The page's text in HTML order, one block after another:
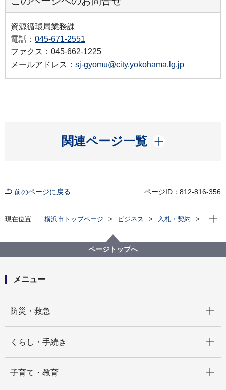
資源循環局業務課
電話： 045-671-2551
ファクス：045-662-1225
メールアドレス： sj-gyomu@city.yokohama.lg.jp
関連ページ一覧
開く
前のページに戻る ページID：812-816-356
現在位置 横浜市トップページ ビジネス
入札・契約
【入札結果掲載】南区缶・びん・ペットボトル収集運
搬業務委託
現在
ページトップへ
メニュー
防災・救急
くらし・手続き
子育て・教育